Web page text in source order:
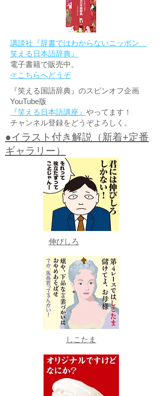
講談社『辞書ではわからないニッポン
笑える日本語辞典』
電子書籍で販売中。
☞こちらへどうぞ
『笑える国語辞典』のスピンオフ企画
YouTube版
『笑える日本語講座』 やってます！
チャンネル登録をどうぞよろしく。
●イラスト付き解説（新着+定番
ギャラリー）
伸びしろ
しこたま